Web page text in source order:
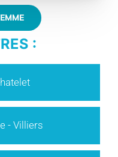
:
- Villiers